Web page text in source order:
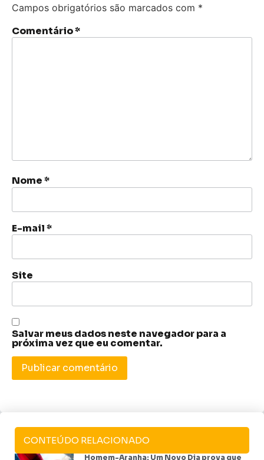
Campos obrigatórios são marcados com *
Comentário*
Nome*
E-mail*
Site
Salvar meus dados neste navegador para a
próxima vez que eu comentar.
CONTEÚDO RELACIONADO
Homem-Aranha: Um Novo Dia prova que